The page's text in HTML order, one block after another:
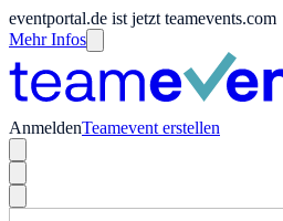
eventportal.de ist jetzt teamevents.com
Mehr Infos
AnmeldenTeamevent erstellen